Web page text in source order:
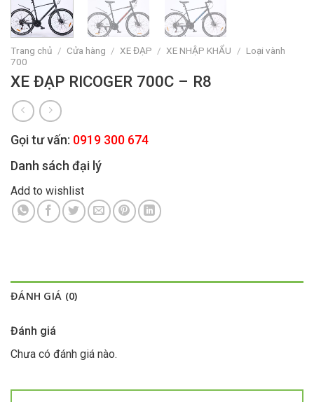
Trang chủ / Cửa hàng / XE ĐẠP / XE NHẬP KHẨU / Loại vành
700
XE ĐẠP RICOGER 700C – R8
Gọi tư vấn: 0919 300 674
Danh sách đại lý
Add to wishlist
ĐÁNH GIÁ (0)
Đánh giá
Chưa có đánh giá nào.